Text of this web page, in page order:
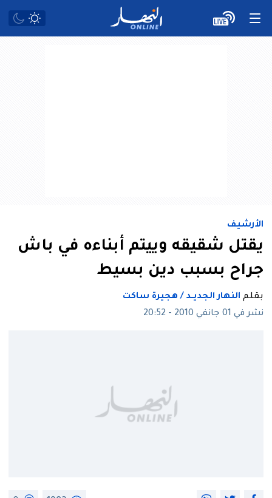
الأرشيف
يقتل شقيقه وييتم أبناءه في باش
جراح بسبب دين بسيط
بقلم النهار الجديــد / هجيرة ساكت
نشر في 01 جانفي 2010 - 20:52